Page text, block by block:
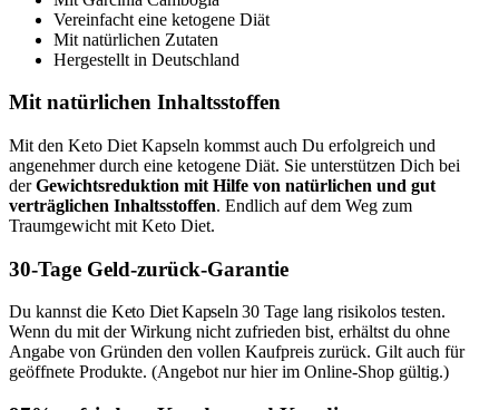
Vereinfacht eine ketogene Diät
Mit natürlichen Zutaten
Hergestellt in Deutschland
Mit natürlichen Inhaltsstoffen
Mit den Keto Diet Kapseln kommst auch Du erfolgreich und
angenehmer durch eine ketogene Diät. Sie unterstützen Dich bei
derGewichtsreduktion mit Hilfe von natürlichen und gut
verträglichen Inhaltsstoffen. Endlich auf dem Weg zum
Traumgewicht mit Keto Diet.
30-Tage Geld-zurück-Garantie
Du kannst die Keto Diet Kapseln 30 Tage lang risikolos testen.
Wenn du mit der Wirkung nicht zufrieden bist, erhältst du ohne
Angabe von Gründen den vollen Kaufpreis zurück. Gilt auch für
geöffnete Produkte. (Angebot nur hier im Online-Shop gültig.)